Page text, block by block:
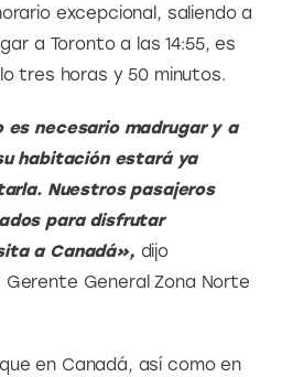
excepcional, saliendo a
a Toronto a las 14:55, es
tres horas y 50 minutos.
es necesario madrugar y a
habitación estará ya
Nuestros pasajeros
para disfrutar
a Canadá», dijo
Gerente General Zona Norte
en Canadá, así como en